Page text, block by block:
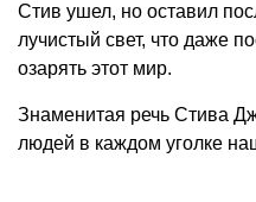
Стив ушел, но оставил
лучистый свет, что даже
озарять этот мир.
Знаменитая речь Стива
людей в каждом уголке